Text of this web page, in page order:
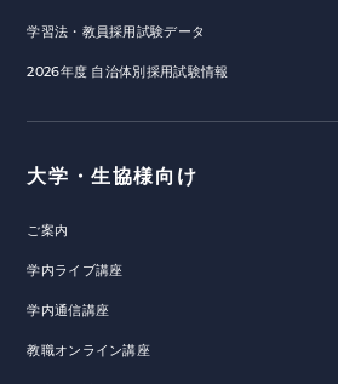
学習法・教員採用試験データ
2026年度 自治体別採用試験情報
大学・生協様向け
ご案内
学内ライブ講座
学内通信講座
教職オンライン講座